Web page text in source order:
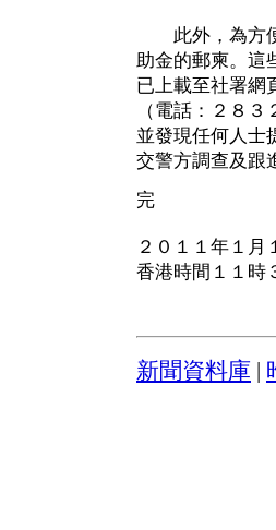
此外，為方便
助金的郵柬。這
已上載至社署網
（電話：２８
並發現任何人士
交警方調查及跟
完
２０１１年１月
香港時間１１時
新聞資料庫